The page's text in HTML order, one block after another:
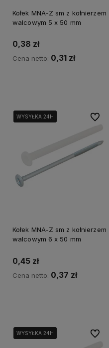
Kołek MNA-Z sm z kołnierzem
walcowym 5 x 50 mm
0,38 zł
Cena netto: 0,31 zł
WYSYŁKA 24H
WYSYŁKA 24H
WYSYŁKA 24H
Kołek MNA-Z sm z kołnierzem
walcowym 6 x 50 mm
0,45 zł
Cena netto: 0,37 zł
Do
WYSYŁKA 24H
WYSYŁKA 24H Do